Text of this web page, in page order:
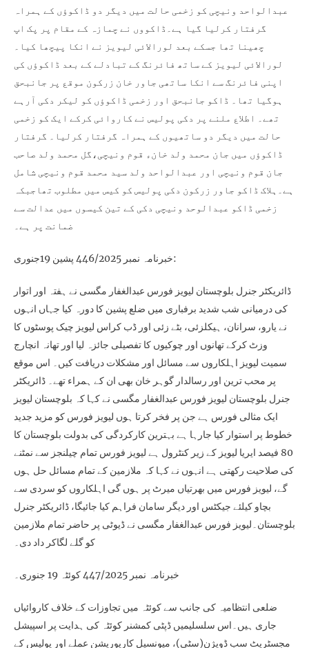
عبدالواحد ونیچی کو زخمی حالت میں دیگر دو ڈاکوؤں کے ہمراہ
گرفتار کرلیا گیا ہے۔ڈاکووں نے چمازہ کے مقام پر پک اپ
چھینا تھا جسکے بعد لورالائی لیویز نے انکا پیچھا کیا۔
لورالائی لیویز کے ساتھ فائرنگ کے تبادلے کے بعد ڈاکوؤں کی
اپنی فائرنگ سے انکا ساتھی جاور خان زرکون موقع پر جانبحق
ہوگیا تھا۔ ڈاکو جانبحق اور زخمی ڈاکوؤں کو لیکر دکی آرہے
تھے۔ اطلاع ملنے پر دکی پولیس نے کاروائی کرکے ایک کو زخمی
حالت میں دیگر دو ساتھیوں کے ہمراہ گرفتار کرلیا۔ گرفتار
ڈاکوؤں میں جان محمد ولد خانء قوم ونیچی،گل محمد ولد صاحب
جان قوم ونیچی اور عبدالواحد ولد سید محمد قوم ونیچی شامل
ہے۔ہلاک ڈاکو جاور زرکون دکی پولیس کو کیس میں مطلوب تھاجبکہ
زخمی ڈاکو عبدالوحد ونیچی دکی کے تین کیسوں میں عدالت سے
ضمانت پر ہے۔
خبرنامہ نمبر 446/2025 پشین 19جنوری:
ڈائریکٹر جنرل بلوچستان لیویز فورس عبدالغفار مگسی نے ہفتہ اور اتوار
کی درمیانی شب شدید برفباری میں ضلع پشین کا دورہ کیا جہاں انہوں
نے یارو، سرانان، ہیکلزئی، بٹے زئی اور ڈب کراس لیویز چیک پوسٹوں کا
وزٹ کرکے تھانوں اور چوکیوں کا تفصیلی جائزہ لیا اور تھانہ انچارج
سمیت لیویز اہلکاروں سے مسائل اور مشکلات دریافت کیں۔ اس موقع
پر محب ترین اور رسالدار گوہر خان بھی ان کے ہمراء تھے۔ ڈائریکٹر
جنرل بلوچستان لیویز فورس عبدالغفار مگسی نے کہا کہ بلوچستان لیویز
ایک مثالی فورس ہے جن پر فخر کرتا ہوں لیویز فورس کو مزید جدید
خطوط پر استوار کیا جارہا ہے بہترین کارکردگی کی بدولت بلوچستان کا
80 فیصد ایریا لیویز کے زیر کنٹرول ہے لیویز فورس تمام چیلنجز سے نمٹنے
کی صلاحیت رکھتی ہے انہوں نے کہا کہ ملازمین کے تمام مسائل حل ہوں
گے، لیویز فورس میں بھرتیاں میرٹ پر ہوں گی اہلکاروں کو سردی سے
بچاو کیلئے جیکٹس اور دیگر سامان فراہم کیا جائیگا، ڈائریکٹر جنرل
بلوچستان۔لیویز فورس عبدالغفار مگسی نے ڈیوٹی پر حاضر تمام ملازمین
کو گلے لگاکر داد دی۔
خبرنامہ نمبر 447/2025 کوئٹہ 19 جنوری۔
ضلعی انتظامیہ کی جانب سے کوئٹہ میں تجاوزات کے خلاف کاروائیاں
جاری ہیں۔اس سلسلیمیں ڈپٹی کمشنر کوئٹہ کی ہدایت پر اسپیشل
مجسٹریٹ سب ڈویژن(سٹی)، میونسپل کارپوریشن عملے اور پولیس کے